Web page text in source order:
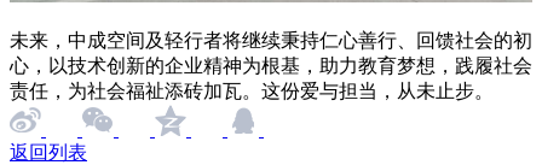
未来，中成空间及轻行者将继续秉持仁心善行、回馈社会的初
心，以技术创新的企业精神为根基，助力教育梦想，践履社会
责任，为社会福祉添砖加瓦。这份爱与担当，从未止步。
返回列表